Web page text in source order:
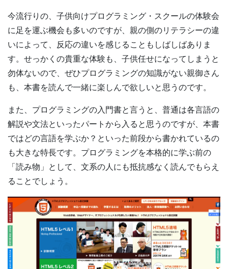
今流行りの、子供向けプログラミング・スクールの体験会
に足を運ぶ機会も多いのですが、親の側のリテラシーの違
いによって、反応の違いを感じることもしばしばありま
す。せっかくの貴重な体験も、子供任せになってしまうと
勿体ないので、ぜひプログラミングの知識がない親御さん
も、本書を読んで一緒に楽しんで欲しいと思うのです。
また、プログラミングの入門書と言うと、普通は各言語の
解説や文法といったパートから入ると思うのですが、本書
ではどの言語を学ぶか？といった前段から書かれているの
も大きな特長です。プログラミングを本格的に学ぶ前の
「読み物」として、文系の人にも抵抗感なく読んでもらえ
ることでしょう。